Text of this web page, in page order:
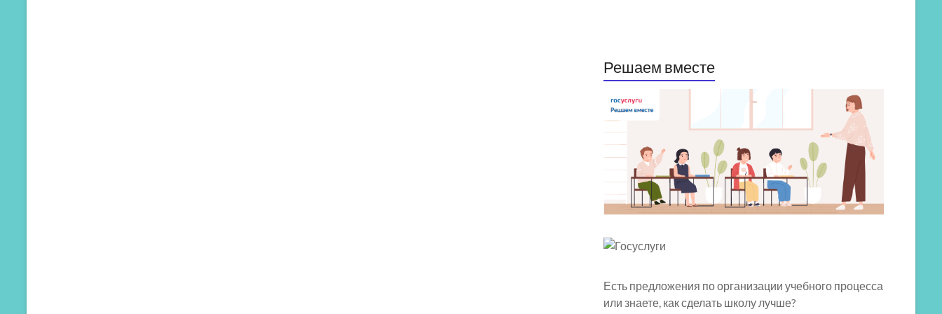
Решаем вместе
Есть предложения по организации учебного процесса
или знаете, как сделать школу лучше?